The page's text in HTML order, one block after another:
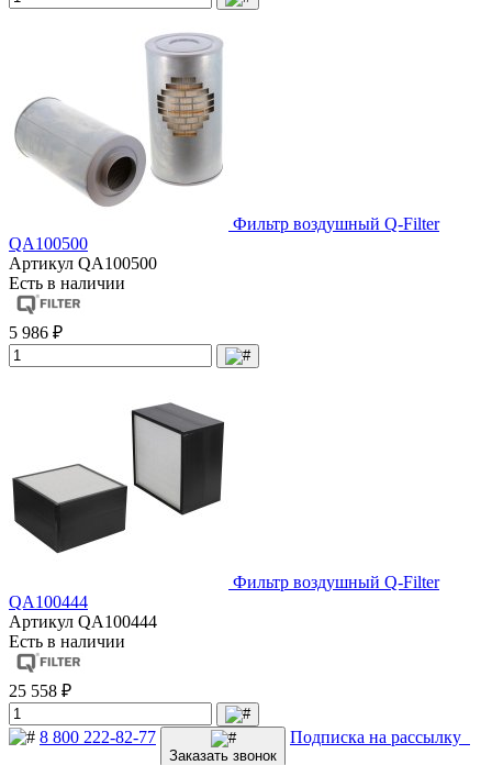
Фильтр воздушный Q-Filter
QA100500
Артикул QA100500
Есть в наличии
5 986 ₽
Фильтр воздушный Q-Filter
QA100444
Артикул QA100444
Есть в наличии
25 558 ₽
8 800 222-82-77
Заказать звонок
Подписка на рассылку